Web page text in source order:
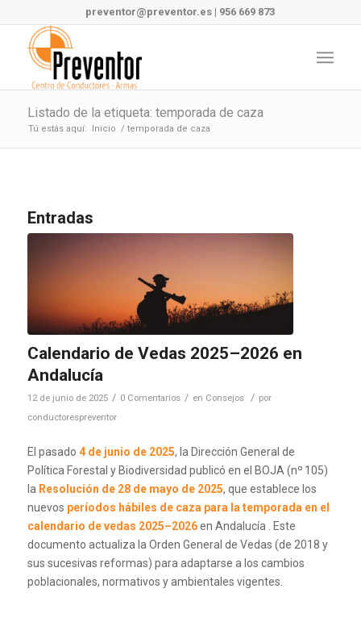
preventor@preventor.es | 956 669 873
Listado de la etiqueta: temporada de caza
Tú estás aquí: Inicio / temporada de caza
Entradas
Calendario de Vedas 2025–2026 en
Andalucía
12 de junio de 2025 / 0 Comentarios / en Consejos / por
conductorespreventor
El pasado 4 de junio de 2025, la Dirección General de
Política Forestal y Biodiversidad publicó en el BOJA (nº 105)
la Resolución de 28 de mayo de 2025, que establece los
nuevos períodos hábiles de caza para la temporada en el
calendario de vedas 2025–2026en Andalucía
Este
documento actualiza la Orden General de Vedas (de 2018 y
sus sucesivas reformas) para adaptarse a los cambios
poblacionales, normativos y ambientales vigentes.